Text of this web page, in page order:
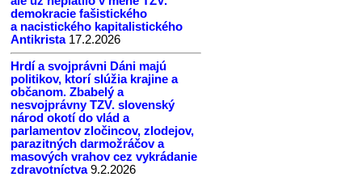
demokracie fašistického
a nacistického kapitalistického
Antikrista 17.2.2026
Hrdí a svojprávni Dáni majú
politikov, ktorí slúžia krajine a
občanom. Zbabelý a
nesvojprávny TZV. slovenský
národ okotí do vlád a
parlamentov zločincov, zlodejov,
parazitných darmožráčov a
masových vrahov cez vykrádanie
zdravotníctva9.2.2026